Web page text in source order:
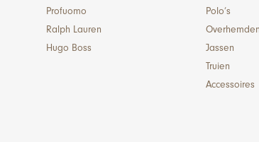
Profuomo
Ralph Lauren
Hugo Boss
Polo’s
Overhemden
Jassen
Truien
Accessoires